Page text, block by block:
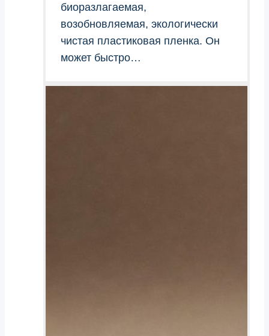
биоразлагаемая,
возобновляемая, экологически
чистая пластиковая пленка. Он
может быстро…